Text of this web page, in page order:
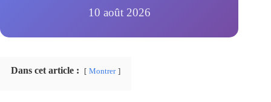
10 août 2026
Dans cet article : Montrer